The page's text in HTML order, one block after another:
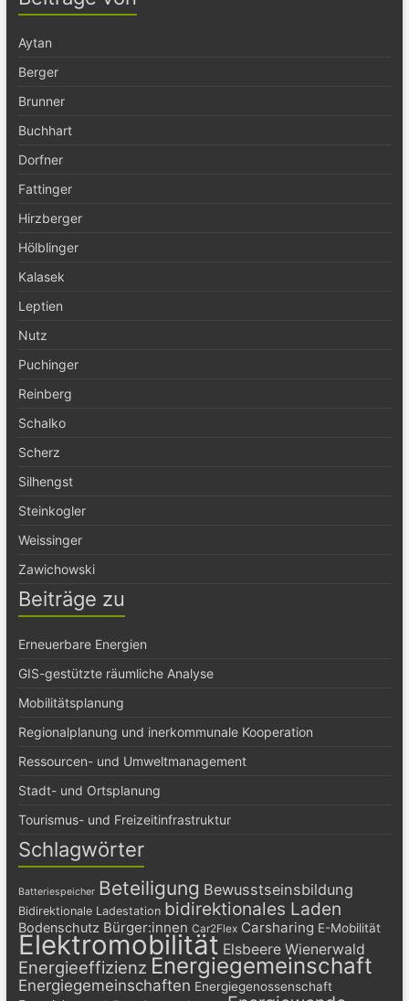
Aytan
Berger
Brunner
Buchhart
Dorfner
Fattinger
Hirzberger
Hölblinger
Kalasek
Leptien
Nutz
Puchinger
Reinberg
Schalko
Scherz
Silhengst
Steinkogler
Weissinger
Zawichowski
Beiträge zu
Erneuerbare Energien
GIS-gestützte räumliche Analyse
Mobilitätsplanung
Regionalplanung und inerkommunale Kooperation
Ressourcen- und Umweltmanagement
Stadt- und Ortsplanung
Tourismus- und Freizeitinfrastruktur
Schlagwörter
Batteriespeicher Beteiligung Bewusstseinsbildung
Bidirektionale Ladestation bidirektionales Laden
Bodenschutz Bürger:innen Car2Flex Carsharing E-Mobilität
Elektromobilität Elsbeere Wienerwald
Energieeffizienz Energiegemeinschaft
Energiegemeinschaften Energiegenossenschaft